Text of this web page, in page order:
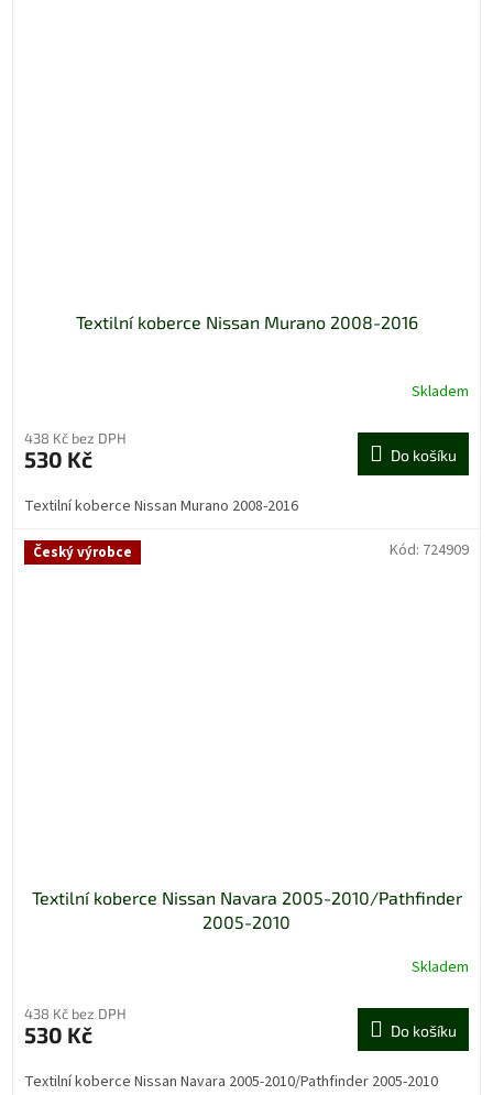
Textilní koberce Nissan Murano 2008-2016
Skladem
438 Kč bez DPH
530 Kč Do košíku
Textilní koberce Nissan Murano 2008-2016
Český výrobce
Textilní koberce Nissan Navara 2005-2010/Pathfinder
2005-2010
Skladem
438 Kč bez DPH
530 Kč Do košíku
Textilní koberce Nissan Navara 2005-2010/Pathfinder 2005-2010
Kód: 724909